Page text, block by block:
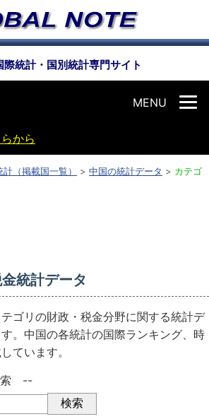
統計・国別統計専門サイト
MENU
から
（掲載国一覧） > 中国の統計データ > カテゴ
統計データ
ゴリの財政・税金分野に関する統計デ
。中国の各統計の国際ランキング、時
ています。
索 --